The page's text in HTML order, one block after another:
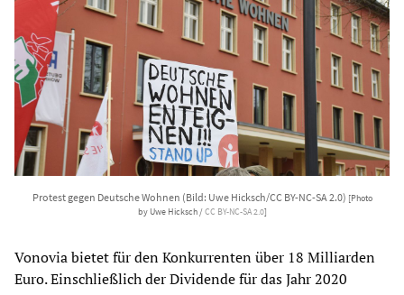
Protest gegen Deutsche Wohnen (Bild: Uwe Hicksch/CC BY-NC-SA 2.0) [Photo
by Uwe Hicksch /CC BY-NC-SA 2.0]
Vonovia bietet für den Konkurrenten über 18 Milliarden
Euro. Einschließlich der Dividende für das Jahr 2020